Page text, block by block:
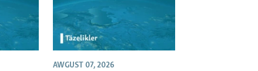
AWGUST 07, 2026